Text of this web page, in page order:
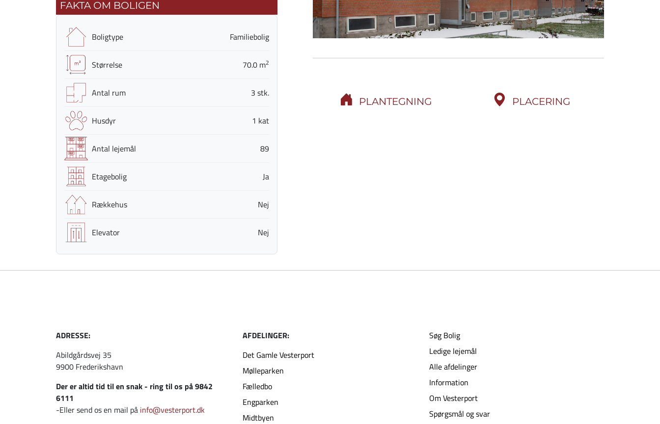
FAKTA OM BOLIGEN
Boligtype Familiebolig
Størrelse 70.0 m2
Antal rum 3 stk.
Husdyr 1 kat
Antal lejemål 89
Etagebolig Ja
Rækkehus Nej
Elevator Nej
PLANTEGNING PLACERING
ADRESSE:
Abildgårdsvej 35
9900 Frederikshavn
Der er altid tid til en snak - ring til os på 9842
6111
-Eller send os en mail på info@vesterport.dk
AFDELINGER:
Det Gamle Vesterport
Mølleparken
Fælledbo
Engparken
Midtbyen
Søg Bolig
Ledige lejemål
Alle afdelinger
Information
Om Vesterport
Spørgsmål og svar